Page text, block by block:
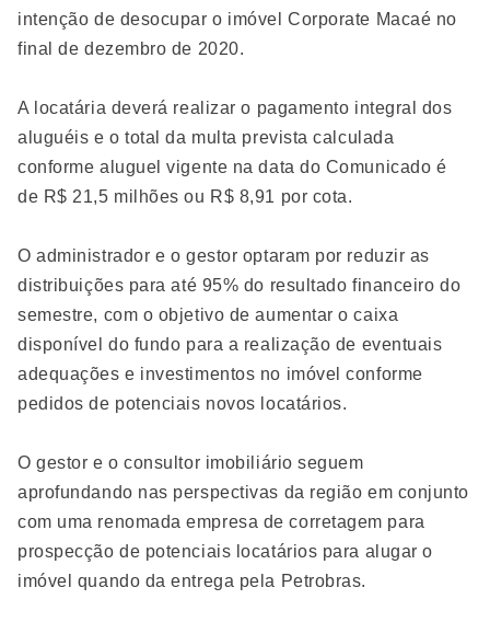
intenção de desocupar o imóvel Corporate Macaé no
final de dezembro de 2020.
A locatária deverá realizar o pagamento integral dos
aluguéis e o total da multa prevista calculada
conforme aluguel vigente na data do Comunicado é
de R$ 21,5 milhões ou R$ 8,91 por cota.
O administrador e o gestor optaram por reduzir as
distribuições para até 95% do resultado financeiro do
semestre, com o objetivo de aumentar o caixa
disponível do fundo para a realização de eventuais
adequações e investimentos no imóvel conforme
pedidos de potenciais novos locatários.
O gestor e o consultor imobiliário seguem
aprofundando nas perspectivas da região em conjunto
com uma renomada empresa de corretagem para
prospecção de potenciais locatários para alugar o
imóvel quando da entrega pela Petrobras.